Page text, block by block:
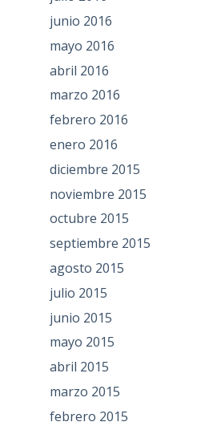
junio 2016
mayo 2016
abril 2016
marzo 2016
febrero 2016
enero 2016
diciembre 2015
noviembre 2015
octubre 2015
septiembre 2015
agosto 2015
julio 2015
junio 2015
mayo 2015
abril 2015
marzo 2015
febrero 2015